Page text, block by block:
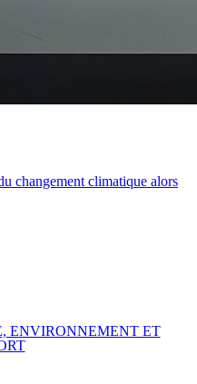
changement climatique alors
ENVIRONNEMENT ET